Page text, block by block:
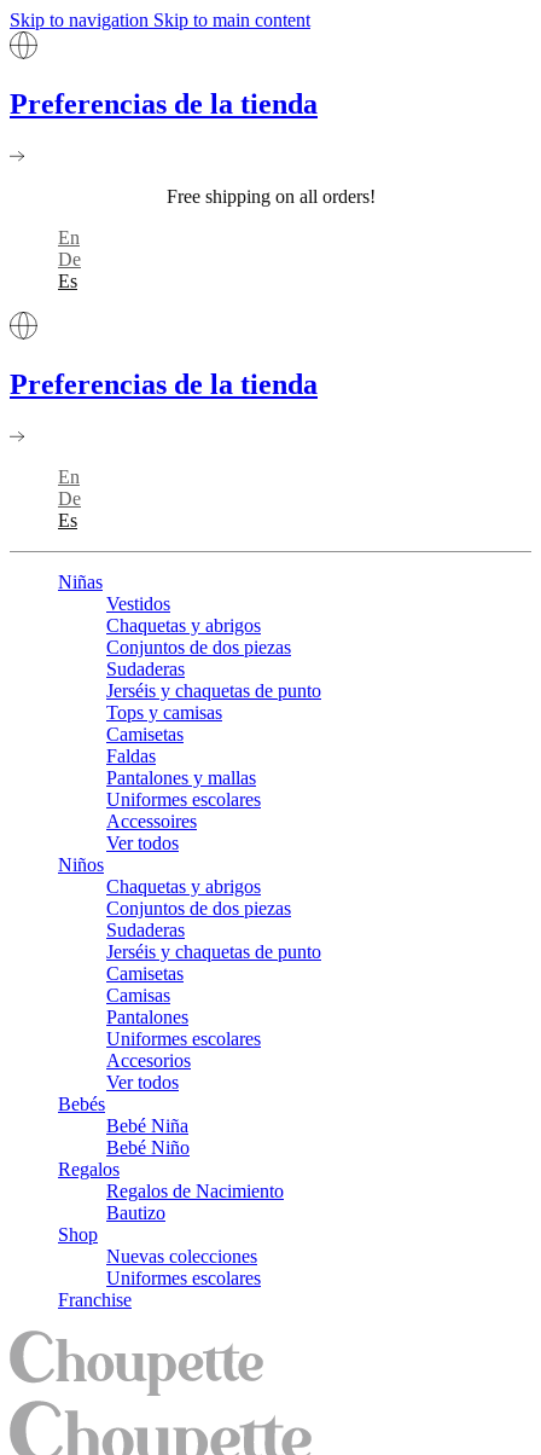
Skip to navigation Skip to main content
Preferencias de la tienda
Free shipping on all orders!
En
De
Es
Preferencias de la tienda
En
De
Es
Niñas
Vestidos
Chaquetas y abrigos
Conjuntos de dos piezas
Sudaderas
Jerséis y chaquetas de punto
Tops y camisas
Camisetas
Faldas
Pantalones y mallas
Uniformes escolares
Accessoires
Ver todos
Niños
Chaquetas y abrigos
Conjuntos de dos piezas
Sudaderas
Jerséis y chaquetas de punto
Camisetas
Camisas
Pantalones
Uniformes escolares
Accesorios
Ver todos
Bebés
Bebé Niña
Bebé Niño
Regalos
Regalos de Nacimiento
Bautizo
Shop
Nuevas colecciones
Uniformes escolares
Franchise